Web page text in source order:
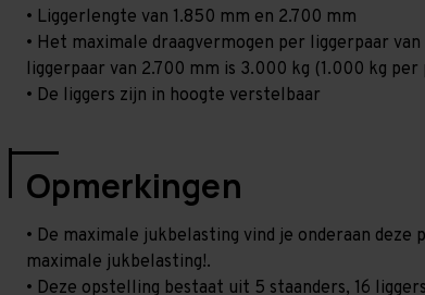
• Liggerlengte van 1.850 mm en 2.700 mm
• Het maximale draagvermogen per liggerpaar
liggerpaar van 2.700 mm is 3.000 kg (1.000 kg
• De liggers zijn in hoogte verstelbaar
Opmerkingen
• De maximale jukbelasting vind je onderaan
maximale jukbelasting!.
• Deze opstelling bestaat uit 5 staanders, 16